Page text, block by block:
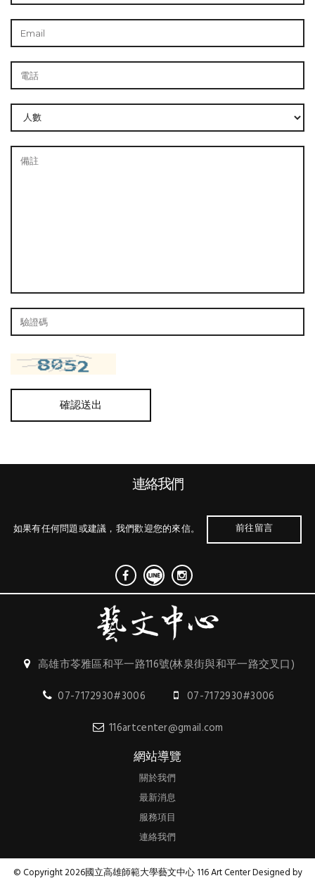
確認送出
連絡我們
如果有任何問題或建議，我們歡迎您的來信。 前往留言
高雄市苓雅區和平一路116號(林泉街與和平一路交叉口)
07-7172930#3006
07-7172930#3006
116artcenter@gmail.com
網站導覽
關於我們
最新消息
服務項目
連絡我們
© Copyright 2026國立高雄師範大學藝文中心 116 Art Center Designed by